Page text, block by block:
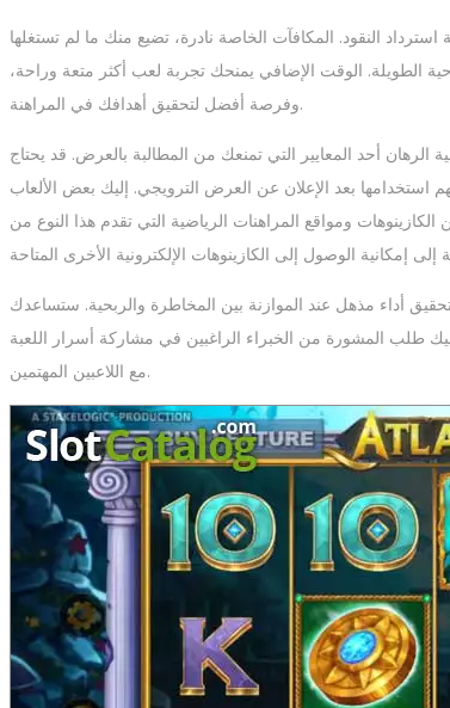
النقود. المكافآت الخاصة نادرة، تضيع منك ما لم تستغلها
الطويلة. الوقت الإضافي يمنحك تجربة لعب أكثر متعة وراحة،
وفرصة أفضل لتحقيق أهدافك في المراهنة.
الرهان أحد المعايير التي تمنعك من المطالبة بالعرض. قد يحتاج
100% إلى نصائح حول اللعبة التي يمكنهم استخدامها بعد الإعلان عن العرض الترويجي. إليك بعض الألعاب
ومواقع المراهنات الرياضية التي تقدم هذا النوع من
أداء مذهل عند الموازنة بين المخاطرة والربحية. ستساعدك
طلب المشورة من الخبراء الراغبين في مشاركة أسرار اللعبة
مع اللاعبين المهتمين.